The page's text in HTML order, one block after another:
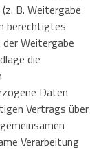
B. Weitergabe
berechtigtes
Weitergabe
die
Daten
Vertrags über
Verarbeitung